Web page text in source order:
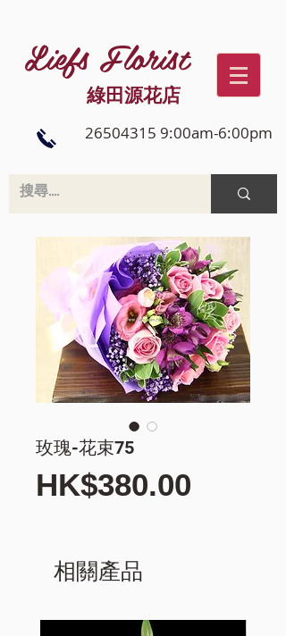
Liefs Florist
綠田源花店
26504315 9:00am-6:00pm
玫瑰-花束75
HK$380.00
相關產品